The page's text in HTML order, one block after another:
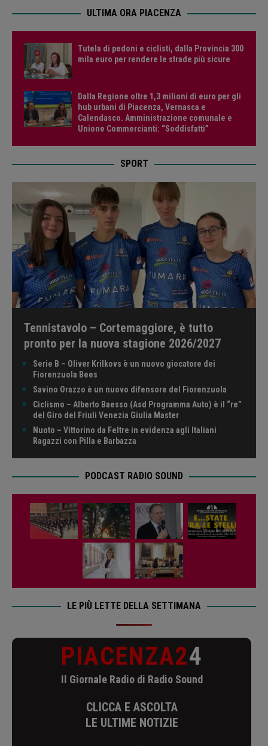
ULTIMA ORA PIACENZA
Tutela di pedoni e ciclisti, dalla Provincia 300
mila euro per rendere le strade più sicure
Dalla Regione oltre 1,3 milioni di euro per gli
hub urbani di Piacenza, Vernasca e
Calendasco. Amministrazione comunale e
Unione Commercianti: “Soddisfatti”
SPORT
Tennistavolo – Cortemaggiore, è tutto
pronto per la nuova stagione 2026/2027
Serie B – Oliver Krilkovs è un nuovo giocatore dei
Fiorenzuola Bees
Savino Orazzo è un nuovo difensore del Fiorenzuola
Ciclismo – Alberto Baesso (Asd Programma Auto) è il “re”
del Giro del Friuli Venezia Giulia Master
Nuoto – Vittorino da Feltre in evidenza agli Italiani
Ragazzi con Pilla e Barbazza
PODCAST RADIO SOUND
LE PIÙ LETTE DELLA SETTIMANA
PIACENZA24
Il Giornale Radio di Radio Sound
CLICCA E ASCOLTA
LE ULTIME NOTIZIE